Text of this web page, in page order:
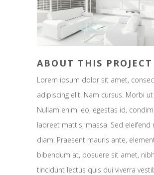
ABOUT THIS PROJECT
Lorem ipsum dolor sit amet,
adipiscing elit. Nam cursus. Morbi
Nullam enim leo, egestas id,
laoreet mattis, massa. Sed eleifend
diam. Praesent mauris ante,
bibendum at, posuere sit amet,
tincidunt lectus quis dui viverra